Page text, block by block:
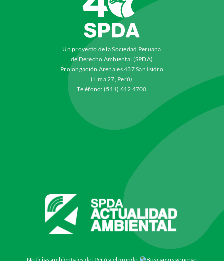
Un proyecto de la Sociedad Peruana
de Derecho Ambiental (SPDA)
Prolongación Arenales 437 San Isidro
(Lima 27, Perú)
Teléfono: (511) 612 4700